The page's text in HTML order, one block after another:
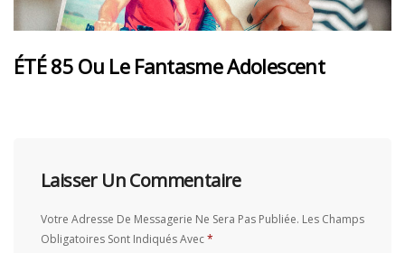
ÉTÉ 85 Ou Le Fantasme Adolescent
Laisser Un Commentaire
Votre Adresse De Messagerie Ne Sera Pas Publiée. Les Champs
Obligatoires Sont Indiqués Avec*